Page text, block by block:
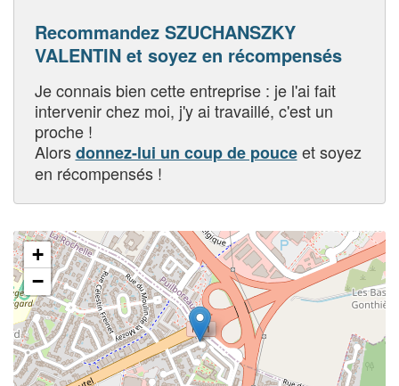
Recommandez SZUCHANSZKY
VALENTIN et soyez en récompensés
Je connais bien cette entreprise : je l'ai fait
intervenir chez moi, j'y ai travaillé, c'est un
proche !
Alorsdonnez-lui un coup de pouceet soyez
en récompensés !
+
−